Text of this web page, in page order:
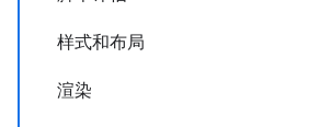
样式和布局
渲染